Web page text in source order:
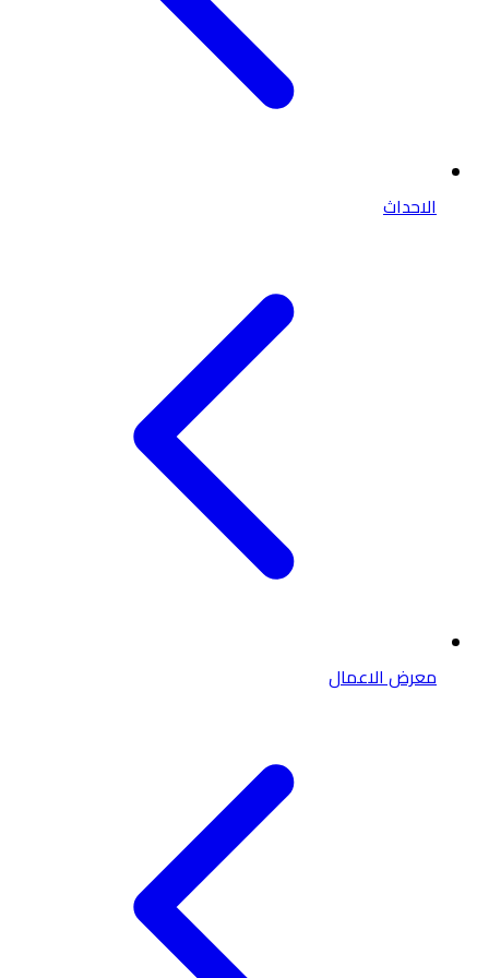
الاحداث
معرض الاعمال